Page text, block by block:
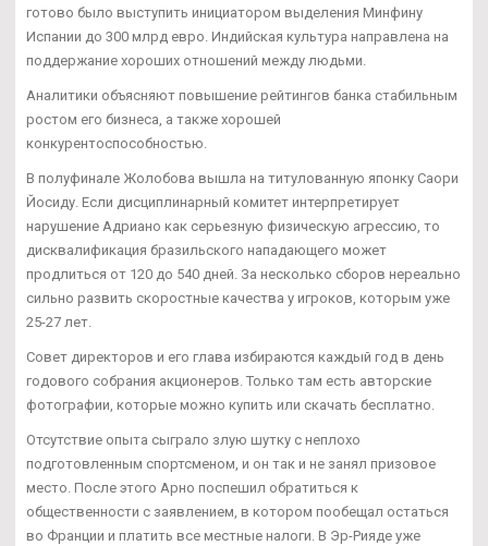
готово было выступить инициатором выделения Минфину
Испании до 300 млрд евро. Индийская культура направлена на
поддержание хороших отношений между людьми.
Аналитики объясняют повышение рейтингов банка стабильным
ростом его бизнеса, а также хорошей
конкурентоспособностью.
В полуфинале Жолобова вышла на титулованную японку Саори
Йосиду. Если дисциплинарный комитет интерпретирует
нарушение Адриано как серьезную физическую агрессию, то
дисквалификация бразильского нападающего может
продлиться от 120 до 540 дней. За несколько сборов нереально
сильно развить скоростные качества у игроков, которым уже
25-27 лет.
Совет директоров и его глава избираются каждый год в день
годового собрания акционеров. Только там есть авторские
фотографии, которые можно купить или скачать бесплатно.
Отсутствие опыта сыграло злую шутку с неплохо
подготовленным спортсменом, и он так и не занял призовое
место. После этого Арно поспешил обратиться к
общественности с заявлением, в котором пообещал остаться
во Франции и платить все местные налоги. В Эр-Рияде уже